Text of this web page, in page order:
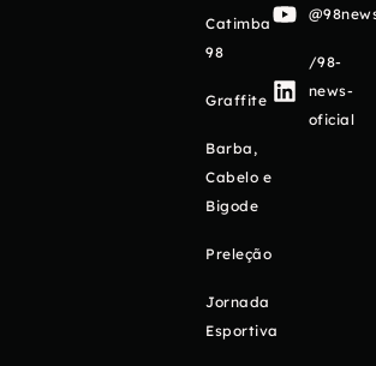
Catimba
98
Graffite
Barba,
Cabelo e
Bigode
Preleção
Jornada
Esportiva
/98-
news-
oficial